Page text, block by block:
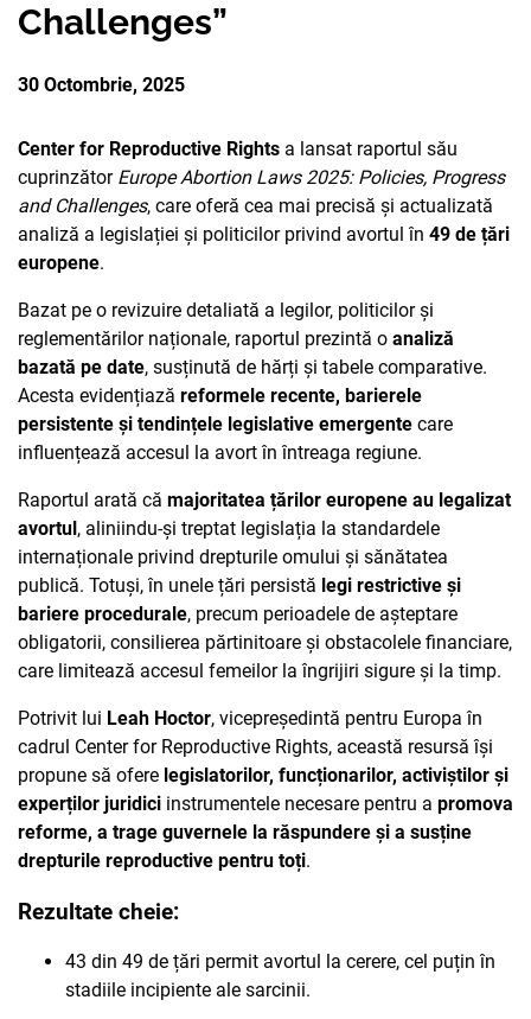
RAPORT ANUAL
EDUCAȚIA SEXUALĂ
DREPTURI SEXUALE
PUBLICAȚII
Challenges”
30 Octombrie, 2025
Center for Reproductive Rights a lansat raportul său
cuprinzător Europe Abortion Laws 2025: Policies, Progress
and Challenges, care oferă cea mai precisă și actualizată
analiză a legislației și politicilor privind avortul în 49 de țări
europene.
Bazat pe o revizuire detaliată a legilor, politicilor și
reglementărilor naționale, raportul prezintă o analiză
bazată pe date, susținută de hărți și tabele comparative.
Acesta evidențiază reformele recente, barierele
persistente și tendințele legislative emergente care
influențează accesul la avort în întreaga regiune.
Raportul arată că majoritatea țărilor europene au legalizat
avortul, aliniindu-și treptat legislația la standardele
internaționale privind drepturile omului și sănătatea
publică. Totuși, în unele țări persistă legi restrictive și
bariere procedurale, precum perioadele de așteptare
obligatorii, consilierea părtinitoare și obstacolele financiare,
care limitează accesul femeilor la îngrijiri sigure și la timp.
Potrivit lui Leah Hoctor, vicepreședintă pentru Europa în
cadrul Center for Reproductive Rights, această resursă își
propune să ofere legislatorilor, funcționarilor, activiștilor și
experților juridici instrumentele necesare pentru a promova
reforme, a trage guvernele la răspundere și a susține
drepturile reproductive pentru toți.
Rezultate cheie:
43 din 49 de țări permit avortul la cerere, cel puțin în
stadiile incipiente ale sarcinii.